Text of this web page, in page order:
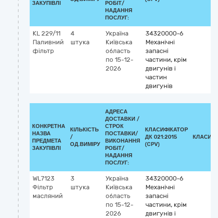
ЗАКУПІВЛІ
РОБІТ/
НАДАННЯ
ПОСЛУГ:
KL 229/11
Паливний
фільтр
4
штука
Україна
Київська
область
по 15-12-
2026
34320000-6
Механічні
запасні
частини, крім
двигунів і
частин
двигунів
КОНКРЕТНА
НАЗВА
ПРЕДМЕТА
ЗАКУПІВЛІ
КІЛЬКІСТЬ
/
ОД.ВИМІРУ
АДРЕСА
ДОСТАВКИ /
СТРОК
ПОСТАВКИ/
ВИКОНАННЯ
РОБІТ/
НАДАННЯ
ПОСЛУГ:
КЛАСИФІКАТОР
ДК 021:2015
(CPV)
WL7123
Фільтр
масляний
3
штука
Україна
Київська
область
по 15-12-
2026
34320000-6
Механічні
запасні
частини, крім
двигунів і